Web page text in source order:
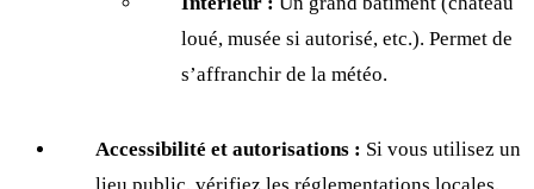
loué, musée si autorisé, etc.). Permet de
s’affranchir de la météo.
Accessibilité et autorisations : Si vous utilisez un